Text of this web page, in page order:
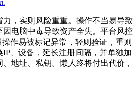
，实则风险重重。操作不当易导致
电脑中毒导致资产全失。平台风控
作易被标记异常，轻则验证，重则
、设备，延长注册间隔，并单独加
地址、私钥。懒人终将付出代价，